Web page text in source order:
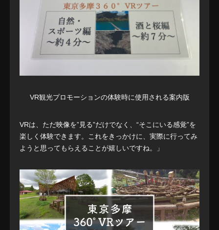
VR観光プロモーションの体験時に使用される案内版
VRは、ただ映像を”見る”だけでなく、“そこにいる感覚”を
楽しく体験できます。これをきっかけに、実際に行ってみ
ようと思ってもらえることが嬉しいですね。」